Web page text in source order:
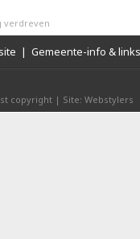
verdreven
| Gemeente-info & links
copyright | Site: Webstylers